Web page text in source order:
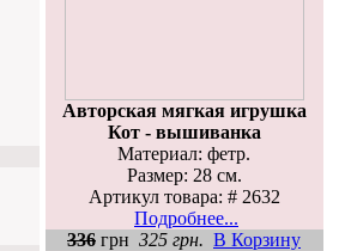
Авторская мягкая игрушка
Кот - вышиванка
Материал: фетр.
Размер: 28 см.
Артикул товара: # 2632
Подробнее...
336 грн 325 грн. В Корзину